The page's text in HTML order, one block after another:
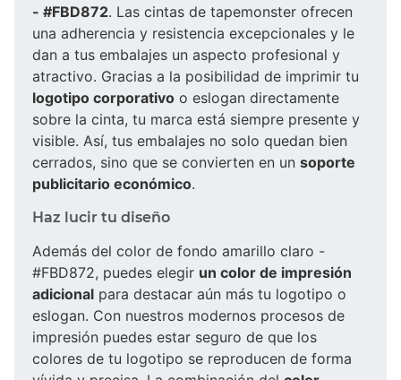
- #FBD872. Las cintas de tapemonster ofrecen
una adherencia y resistencia excepcionales y le
dan a tus embalajes un aspecto profesional y
atractivo. Gracias a la posibilidad de imprimir tu
logotipo corporativo o eslogan directamente
sobre la cinta, tu marca está siempre presente y
visible. Así, tus embalajes no solo quedan bien
cerrados, sino que se convierten en un soporte
publicitario económico.
Haz lucir tu diseño
Además del color de fondo amarillo claro -
#FBD872, puedes elegir un color de impresión
adicional para destacar aún más tu logotipo o
eslogan. Con nuestros modernos procesos de
impresión puedes estar seguro de que los
colores de tu logotipo se reproducen de forma